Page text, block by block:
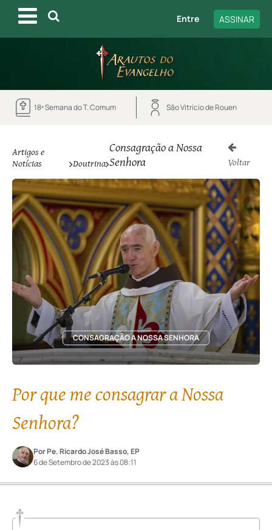
Entre ASSINAR
18ª Semana do T. Comum São Vitrício de Rouen
Artigos e
Notícias Doutrina
Consagração a Nossa
Senhora
Voltar
CONSAGRAÇÃO A NOSSA SENHORA
Por que me consagrar a Nossa
Senhora?
Por Pe. Ricardo José Basso, EP
6 de Setembro de 2023 às 08:11